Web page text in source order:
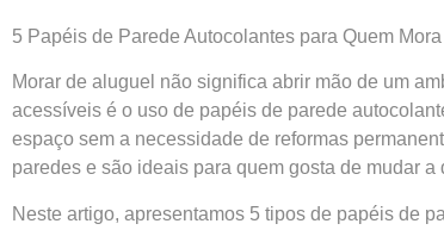
5 Papéis de Parede Autocolantes para Quem
Morar de aluguel não significa abrir mão de um
acessíveis é o uso de papéis de parede
espaço sem a necessidade de reformas
paredes e são ideais para quem gosta de mudar a
Neste artigo, apresentamos 5 tipos de papéis de